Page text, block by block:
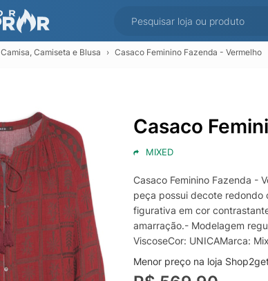
Camisa, Camiseta e Blusa Casaco Feminino Fazenda - Vermelho
Casaco
MIXED
Casaco Feminino Fazenda -
peça possui decote redondo
figurativa em cor
amarração.- Modelagem
ViscoseCor: UNICAMarca:
Menor preço na loja